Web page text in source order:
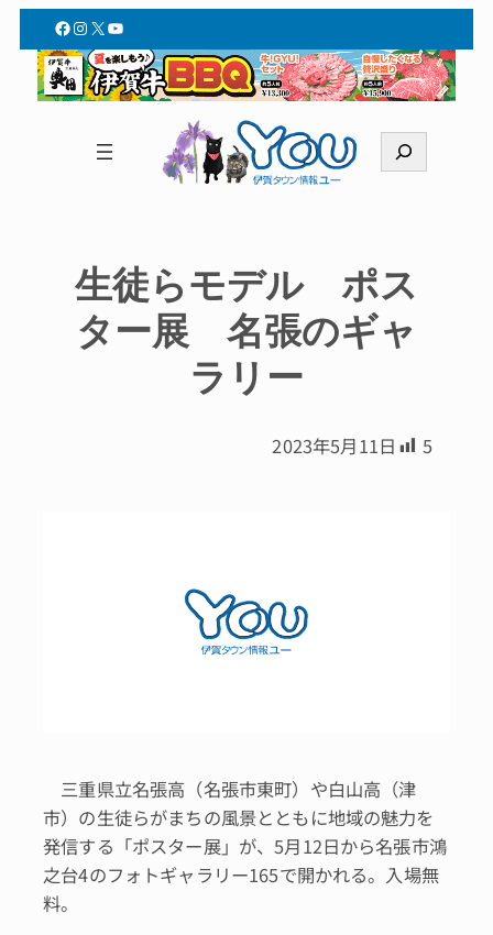
Facebook
Instagram
X YouTube
索
生徒らモデル ポス
ター展 名張のギャ
ラリー
2023年5月11日 5
三重県立名張高（名張市東町）や白山高（津
市）の生徒らがまちの風景とともに地域の魅力を
発信する「ポスター展」が、5月12日から名張市鴻
之台4のフォトギャラリー165で開かれる。入場無
料。